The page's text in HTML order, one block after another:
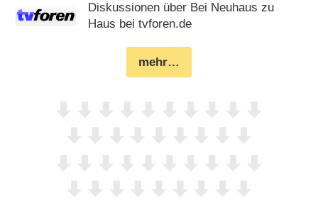
Diskussionen über Bei Neuhaus zu
Haus bei tvforen.de
mehr…